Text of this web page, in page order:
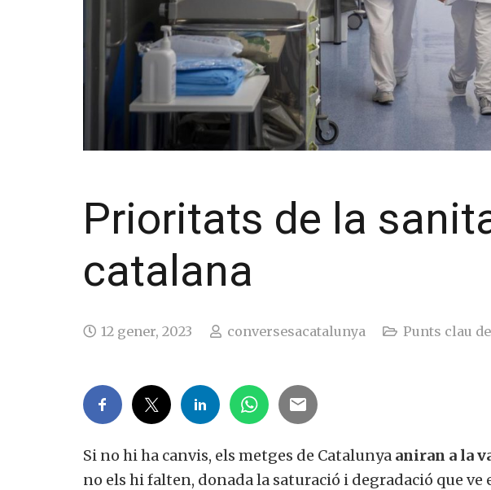
Prioritats de la
catalana
12 gener, 2023 conversesacatalunya Punts clau
Si no hi ha canvis, els metges de Catalunya aniran a la
no els hi falten, donada la saturació i degradació que